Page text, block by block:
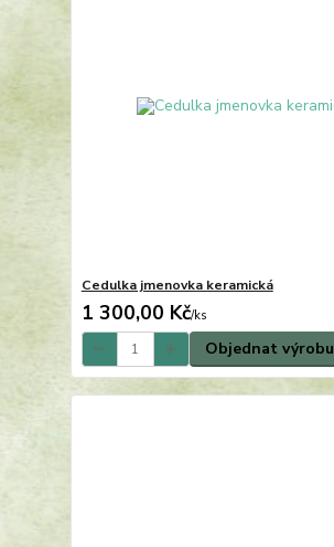
Cedulka jmenovka keramická
1 300,00 Kč/ks
Objednat výrobu